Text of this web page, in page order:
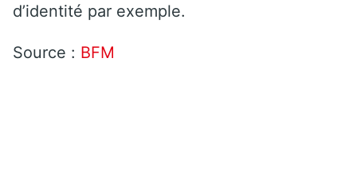
d’identité par exemple.
Source : BFM